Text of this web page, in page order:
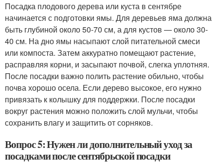
Посадка плодового дерева или куста в сентябре
начинается с подготовки ямы. Для деревьев яма должна
быть глубиной около 50-70 см, а для кустов — около 30-
40 см. На дно ямы насыпают слой питательной смеси
или компоста. Затем аккуратно помещают растение,
расправляя корни, и засыпают почвой, слегка уплотняя.
После посадки важно полить растение обильно, чтобы
почва хорошо осела. Если дерево высокое, его нужно
привязать к колышку для поддержки. После посадки
вокруг растения можно положить слой мульчи, чтобы
сохранить влагу и защитить от сорняков.
Вопрос 5: Нужен ли дополнительный уход за
посадками после сентябрьской посадки